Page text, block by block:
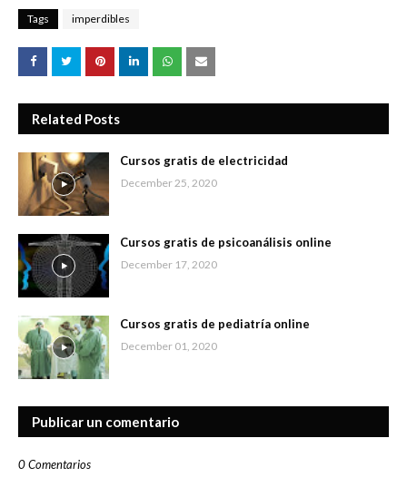
Tags imperdibles
Related Posts
Cursos gratis de electricidad
December 25, 2020
Cursos gratis de psicoanálisis online
December 17, 2020
Cursos gratis de pediatría online
December 01, 2020
Publicar un comentario
0 Comentarios